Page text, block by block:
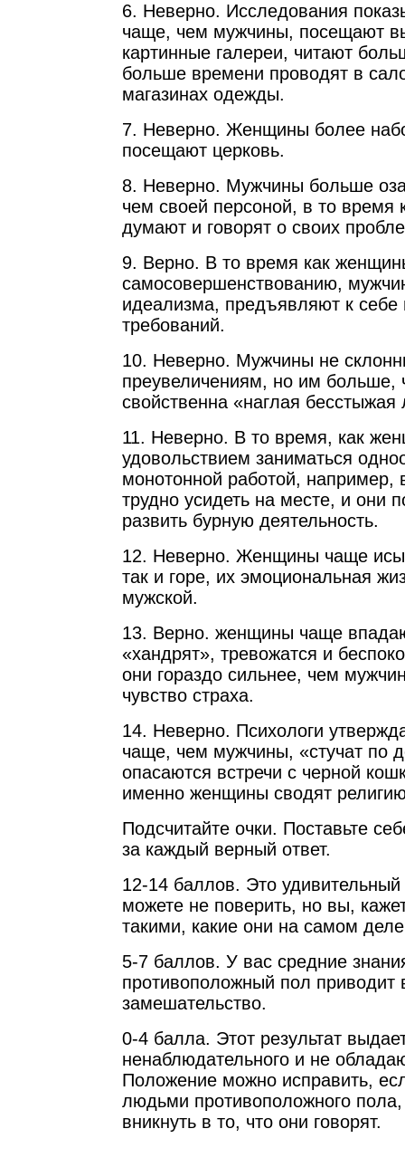
6. Неверно. Исследования
чаще, чем мужчины, посещают
картинные галереи, читают
больше времени проводят в
магазинах одежды.
7. Неверно. Женщины более
посещают церковь.
8. Неверно. Мужчины больше
чем своей персоной, в то время
думают и говорят о своих
9. Верно. В то время как
самосовершенствованию,
идеализма, предъявляют к себе
требований.
10. Неверно. Мужчины не
преувеличениям, но им
свойственна «наглая бесстыжая
11. Неверно. В то время, как
удовольствием заниматься
монотонной работой, например,
трудно усидеть на месте, и они
развить бурную деятельность.
12. Неверно. Женщины чаще
так и горе, их эмоциональная
мужской.
13. Верно. женщины чаще
«хандрят», тревожатся и
они гораздо сильнее, чем
чувство страха.
14. Неверно. Психологи
чаще, чем мужчины, «стучат по
опасаются встречи с черной
именно женщины сводят
Подсчитайте очки. Поставьте
за каждый верный ответ.
12-14 баллов. Это удивительный
можете не поверить, но вы,
такими, какие они на самом
5-7 баллов. У вас средние
противоположный пол приводит
замешательство.
0-4 балла. Этот результат
ненаблюдательного и не
Положение можно исправить,
людьми противоположного пола,
вникнуть в то, что они говорят.